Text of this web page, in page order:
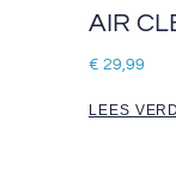
AIR
€ 29,99
LEES